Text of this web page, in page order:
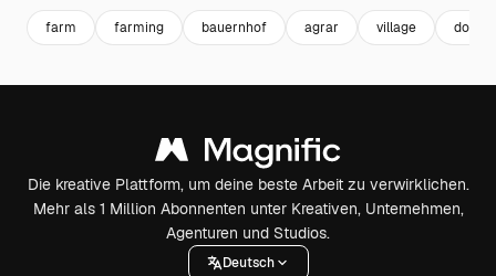
farm farming bauernhof agrar village dorf
Die kreative Plattform, um deine beste Arbeit zu verwirklichen.
Mehr als 1 Million Abonnenten unter Kreativen, Unternehmen,
Agenturen und Studios.
Deutsch